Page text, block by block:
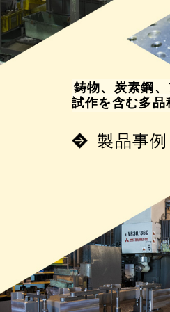
鋳物、炭素鋼
試作を含む多
製品事例